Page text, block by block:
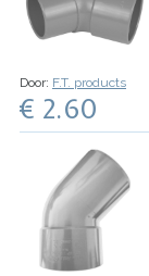
Door: F.T. products
€ 2.60